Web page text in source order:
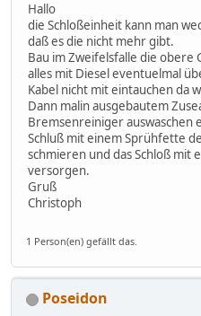
Hallo
die Schloßeinheit kann man
daß es die nicht mehr gibt.
Bau im Zweifelsfalle die obere
alles mit Diesel eventuelmal
Kabel nicht mit eintauchen da
Dann malin ausgebautem
Bremsenreiniger auswaschen
Schluß mit einem Sprühfette
schmieren und das Schloß mit
versorgen.
Gruß
Christoph
1 Person(en) gefällt das.
Poseidon